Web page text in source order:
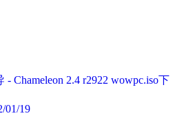
Chameleon 2.4 r2922 wowpc.iso下
01/19